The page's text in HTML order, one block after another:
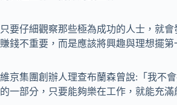
只要仔細觀察那些極為成功的人士，就
賺錢不重要，而是應該將興趣與理想擺
維京集團創辦人理查布蘭森曾說:「我不
的一部分，只要能夠樂在工作，就能充滿